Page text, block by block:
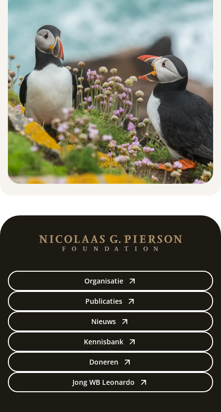
Organisatie
Publicaties
Nieuws
Kennisbank
Doneren
Jong WB Leonardo